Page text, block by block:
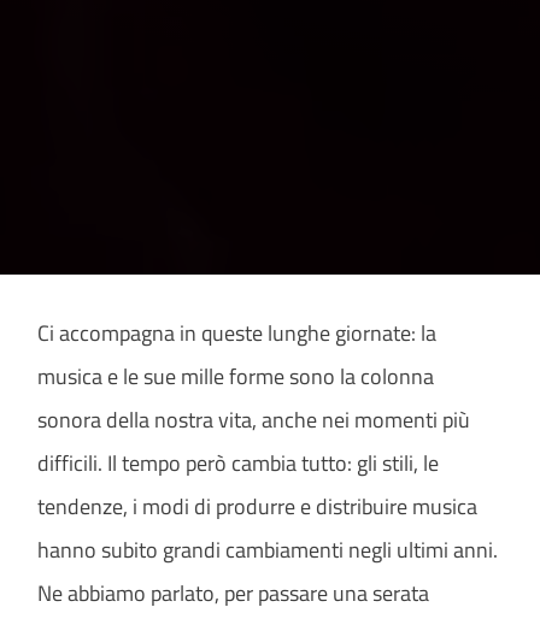
Ci accompagna in queste lunghe giornate: la
musica e le sue mille forme sono la colonna
sonora della nostra vita, anche nei momenti più
difficili. Il tempo però cambia tutto: gli stili, le
tendenze, i modi di produrre e distribuire musica
hanno subito grandi cambiamenti negli ultimi anni.
Ne abbiamo parlato, per passare una serata